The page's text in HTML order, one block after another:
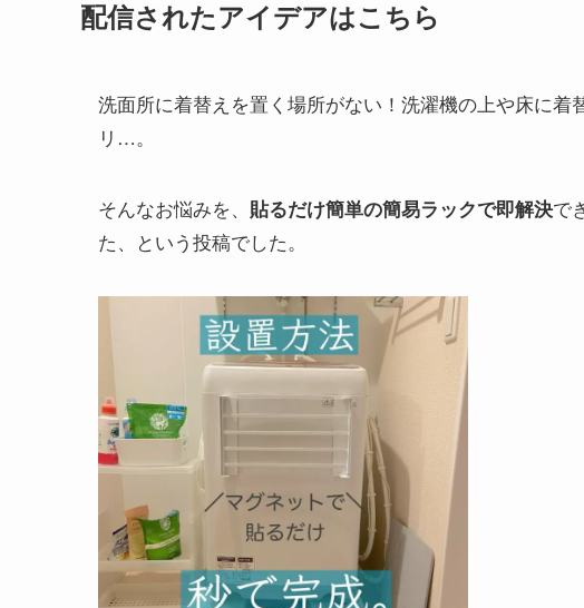
配信されたアイデアはこちら
洗面所に着替えを置く場所がない！洗濯機の上や床に
リ…。
そんなお悩みを、 貼るだけ簡単の簡易ラックで即解決で
た、という投稿でした。